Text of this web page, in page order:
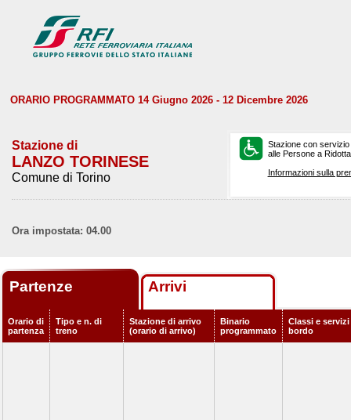
ORARIO PROGRAMMATO 14 Giugno 2026 - 12 Dicembre 2026
Stazione di
LANZO TORINESE
Comune di Torino
Stazione con
alle Persone a
Informazioni sulla
Ora impostata: 04.00
Partenze Arrivi
Orario di
partenza
Tipo e n. di
treno
Stazione di arrivo
(orario di arrivo)
Binario
programmato
Classi e servizi
bordo